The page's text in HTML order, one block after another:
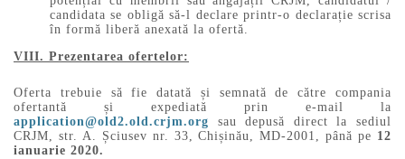
candidata se obligă să-l declare printr-o declarație scrisa
în formă liberă anexată la ofertă.
VIII. Prezentarea ofertelor:
Oferta trebuie să fie datată și semnată de către compania
ofertantă și expediată prin e-mail la
application@old2.old.crjm.org sau depusă direct la sediul
CRJM, str. A. Șciusev nr. 33, Chișinău, MD-2001, până pe 12
ianuarie 2020.